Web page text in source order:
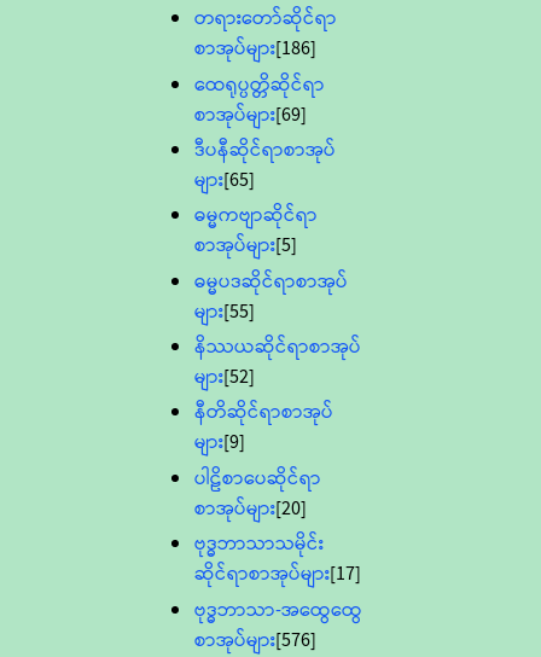
တရားတော်ဆိုင်ရာ
စာအုပ်များ[186]
ထေရုပ္ပတ္တိဆိုင်ရာ
စာအုပ်များ[69]
ဒီပနီဆိုင်ရာစာအုပ်
များ[65]
ဓမ္မကဗျာဆိုင်ရာ
စာအုပ်များ[5]
ဓမ္မပဒဆိုင်ရာစာအုပ်
များ[55]
နိဿယဆိုင်ရာစာအုပ်
များ[52]
နီတိဆိုင်ရာစာအုပ်
များ[9]
ပါဠိစာပေဆိုင်ရာ
စာအုပ်များ[20]
ဗုဒ္ဓဘာသာသမိုင်း
ဆိုင်ရာစာအုပ်များ[17]
ဗုဒ္ဓဘာသာ-အထွေထွေ
စာအုပ်များ[576]